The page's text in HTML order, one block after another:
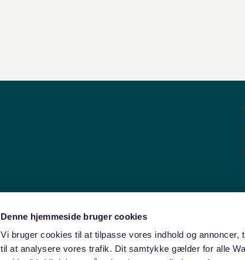
Denne hjemmeside bruger cookies
Vi bruger cookies til at tilpasse vores indhold og
til at analysere vores trafik. Dit samtykke gælder for alle